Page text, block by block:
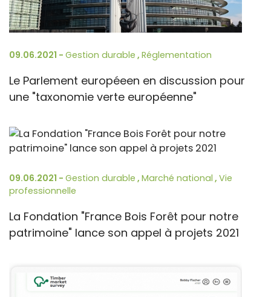
09.06.2021 - Gestion durable , Réglementation
Le Parlement européeen en discussion pour
une "taxonomie verte européenne"
09.06.2021 - Gestion durable , Marché national , Vie
professionnelle
La Fondation "France Bois Forêt pour notre
patrimoine" lance son appel à projets 2021